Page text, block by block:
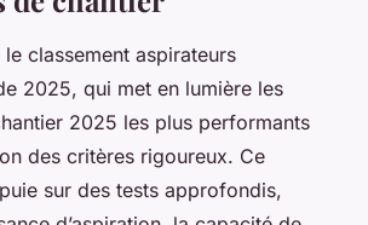
classement aspirateurs
2025, qui met en lumière les
2025 les plus performants
des critères rigoureux. Ce
sur des tests approfondis,